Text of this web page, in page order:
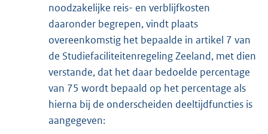
noodzakelijke reis- en verblijfkosten
daaronder begrepen, vindt plaats
overeenkomstig het bepaalde in artikel 7 van
de Studiefaciliteitenregeling Zeeland, met dien
verstande, dat het daar bedoelde percentage
van 75 wordt bepaald op het percentage als
hierna bij de onderscheiden deeltijdfuncties is
aangegeven: